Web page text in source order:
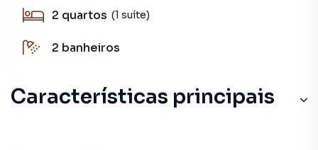
2 quartos (1 suíte)
2 banheiros
Características principais